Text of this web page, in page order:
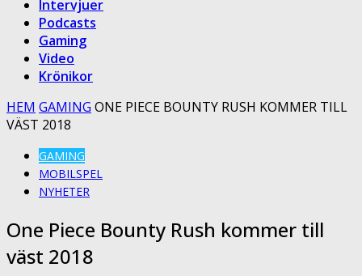
Intervjuer
Podcasts
Gaming
Video
Krönikor
HEM GAMING ONE PIECE BOUNTY RUSH KOMMER TILL
VÄST 2018
GAMING
MOBILSPEL
NYHETER
One Piece Bounty Rush kommer till
väst 2018